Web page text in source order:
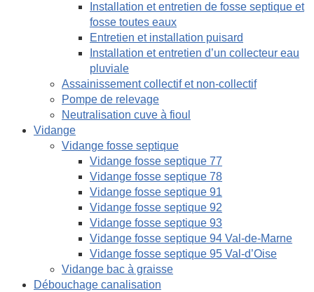
Installation et entretien de fosse septique et
fosse toutes eaux
Entretien et installation puisard
Installation et entretien d’un collecteur eau
pluviale
Assainissement collectif et non-collectif
Pompe de relevage
Neutralisation cuve à fioul
Vidange
Vidange fosse septique
Vidange fosse septique 77
Vidange fosse septique 78
Vidange fosse septique 91
Vidange fosse septique 92
Vidange fosse septique 93
Vidange fosse septique 94 Val-de-Marne
Vidange fosse septique 95 Val-d’Oise
Vidange bac à graisse
Débouchage canalisation